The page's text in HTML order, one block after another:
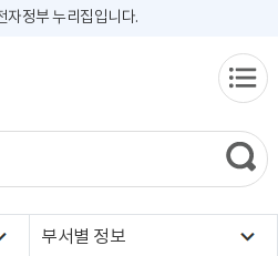
자정부 누리집입니다.
부서별 정보